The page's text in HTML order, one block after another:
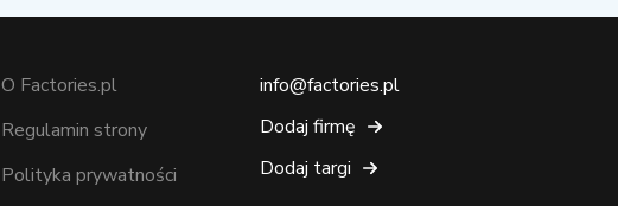
O Factories.pl
Regulamin strony
Polityka prywatności
info@factories.pl
Dodaj firmę
Dodaj targi